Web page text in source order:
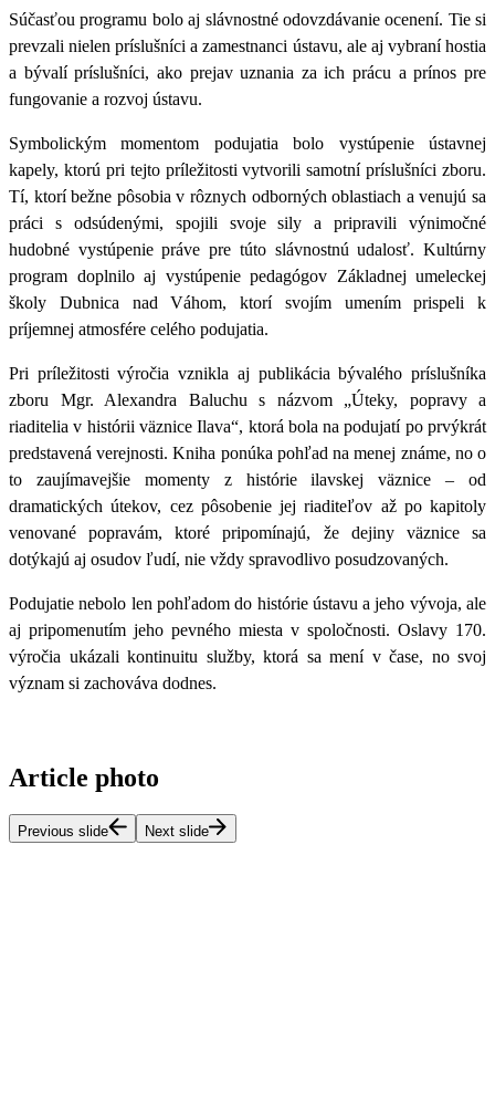
Súčasťou programu bolo aj slávnostné odovzdávanie ocenení. Tie si
prevzali nielen príslušníci a zamestnanci ústavu, ale aj vybraní hostia
a bývalí príslušníci, ako prejav uznania za ich prácu a prínos pre
fungovanie a rozvoj ústavu.
Symbolickým momentom podujatia bolo vystúpenie ústavnej
kapely, ktorú pri tejto príležitosti vytvorili samotní príslušníci zboru.
Tí, ktorí bežne pôsobia v rôznych odborných oblastiach a venujú sa
práci s odsúdenými, spojili svoje sily a pripravili výnimočné
hudobné vystúpenie práve pre túto slávnostnú udalosť. Kultúrny
program doplnilo aj vystúpenie pedagógov Základnej umeleckej
školy Dubnica nad Váhom, ktorí svojím umením prispeli k
príjemnej atmosfére celého podujatia.
Pri príležitosti výročia vznikla aj publikácia bývalého príslušníka
zboru Mgr. Alexandra Baluchu s názvom „Úteky, popravy a
riaditelia v histórii väznice Ilava“, ktorá bola na podujatí po prvýkrát
predstavená verejnosti. Kniha ponúka pohľad na menej známe, no o
to zaujímavejšie momenty z histórie ilavskej väznice – od
dramatických útekov, cez pôsobenie jej riaditeľov až po kapitoly
venované popravám, ktoré pripomínajú, že dejiny väznice sa
dotýkajú aj osudov ľudí, nie vždy spravodlivo posudzovaných.
Podujatie nebolo len pohľadom do histórie ústavu a jeho vývoja, ale
aj pripomenutím jeho pevného miesta v spoločnosti. Oslavy 170.
výročia ukázali kontinuitu služby, ktorá sa mení v čase, no svoj
význam si zachováva dodnes.
Article photo
Previous slide Next slide